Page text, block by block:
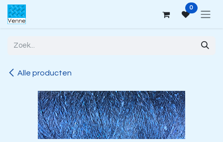
Overslaan naar inhoud 0
Alle producten